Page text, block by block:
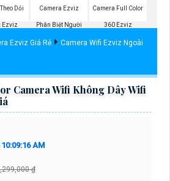
Dỏi
Ezviz
Camera Ezviz
Phân Biệt Người
Camera Full Color
360 Ezviz
Ezviz Giá Rẻ
Camera Wifi Ezviz Ngoài
Camera Wifi Không Dây Wifi
AM
₫